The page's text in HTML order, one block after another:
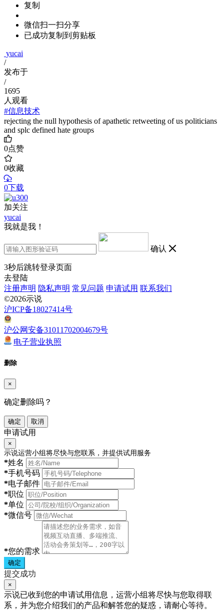
复制
微信扫一扫分享
已成功复制到剪贴板
yucai
/
发布于
/
1695
人观看
#信息技术
rejecting the null hypothesis of apathetic retweeting of us politicians
and splc defined hate groups
0点赞
0收藏
0下载
加关注
yucai
我就是我！
确认
3秒后跳转登录页面
去登陆
注册声明 隐私声明 常见问题 申请试用 联系我们
©2026示说
沪ICP备18027414号
沪公网安备31011702004679号
电子营业执照
删除
×
确定删除吗？
确定 取消
申请试用
×
示说运营小组将尽快与您联系，并提供试用服务
*姓名
*手机号码
*电子邮件
*职位
*单位
*微信号
*您的需求
确定
提交成功
×
示说已收到您的申请试用信息，运营小组将尽快与您取得联
系，并为您介绍我们的产品和解答您的疑惑，请耐心等待。